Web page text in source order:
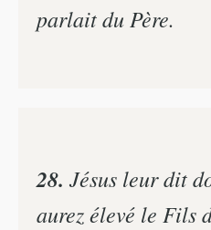
parlait du Père.
28. Jésus leur dit
aurez élevé le Fils